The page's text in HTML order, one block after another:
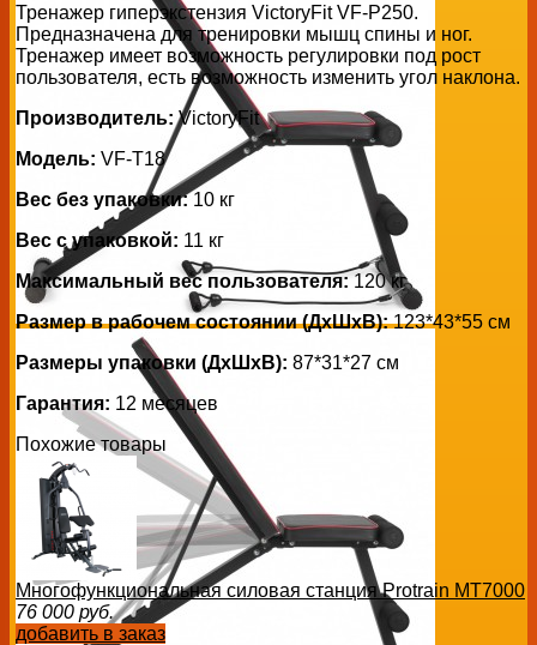
Тренажер гиперэкстензия VictoryFit VF-P250.
Предназначена для тренировки мышц спины и ног.
Тренажер имеет возможность регулировки под рост
пользователя, есть возможность изменить угол наклона.
Производитель: VictoryFit
Модель: VF-T18
Вес без упаковки: 10 кг
Вес с упаковкой: 11 кг
Максимальный вес пользователя: 120 кг
Размер в рабочем состоянии (ДxШxВ): 123*43*55 см
Размеры упаковки (ДxШxВ): 87*31*27 см
Гарантия: 12 месяцев
Похожие товары
Многофункциональная силовая станция Protrain MT7000
76 000 руб.
добавить в заказ